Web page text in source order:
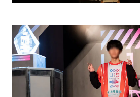
ごあいさつ
理念とビジョン
沿革